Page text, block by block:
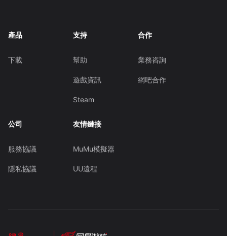
產品
下載
支持
幫助
遊戲資訊
Steam
合作
業務咨詢
網吧合作
公司
服務協議
隱私協議
友情鏈接
MuMu模擬器
UU遠程